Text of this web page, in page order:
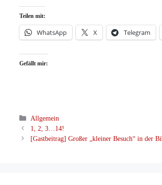
Teilen mit:
WhatsApp X Telegram
Gefällt mir:
Kategorien
Allgemein
1, 2, 3…14!
[Gastbeitrag] Großer „kleiner Besuch“ in der